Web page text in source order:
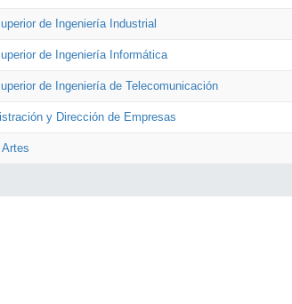
de Ingeniería Industrial
de Ingeniería Informática
de Ingeniería de Telecomunicación
y Dirección de Empresas